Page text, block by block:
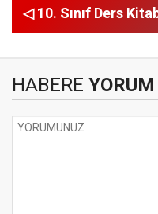
◁ 10. Sınıf Ders
HABERE